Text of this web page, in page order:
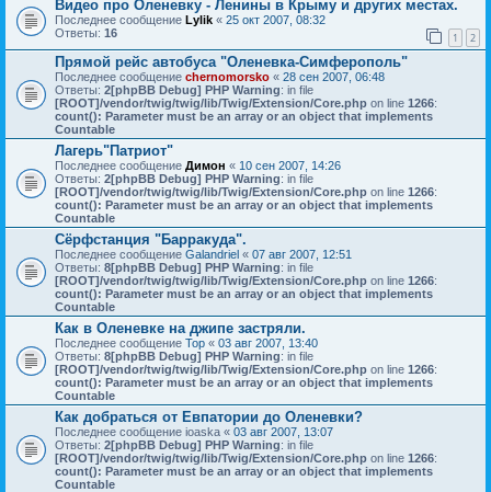
Видео про Оленевку - Ленины в Крыму и других местах.
Последнее сообщение Lylik « 25 окт 2007, 08:32
Ответы: 16 1 2
Прямой рейс автобуса "Оленевка-Симферополь"
Последнее сообщение chernomorsko « 28 сен 2007, 06:48
Ответы: 2[phpBB Debug] PHP Warning: in file
[ROOT]/vendor/twig/twig/lib/Twig/Extension/Core.php on line 1266:
count(): Parameter must be an array or an object that implements
Countable
Лагерь"Патриот"
Последнее сообщение Димон « 10 сен 2007, 14:26
Ответы: 2[phpBB Debug] PHP Warning: in file
[ROOT]/vendor/twig/twig/lib/Twig/Extension/Core.php on line 1266:
count(): Parameter must be an array or an object that implements
Countable
Сёрфстанция "Барракуда".
Последнее сообщение Galandriel « 07 авг 2007, 12:51
Ответы: 8[phpBB Debug] PHP Warning: in file
[ROOT]/vendor/twig/twig/lib/Twig/Extension/Core.php on line 1266:
count(): Parameter must be an array or an object that implements
Countable
Как в Оленевке на джипе застряли.
Последнее сообщение Тор « 03 авг 2007, 13:40
Ответы: 8[phpBB Debug] PHP Warning: in file
[ROOT]/vendor/twig/twig/lib/Twig/Extension/Core.php on line 1266:
count(): Parameter must be an array or an object that implements
Countable
Как добраться от Евпатории до Оленевки?
Последнее сообщение ioaska « 03 авг 2007, 13:07
Ответы: 2[phpBB Debug] PHP Warning: in file
[ROOT]/vendor/twig/twig/lib/Twig/Extension/Core.php on line 1266:
count(): Parameter must be an array or an object that implements
Countable